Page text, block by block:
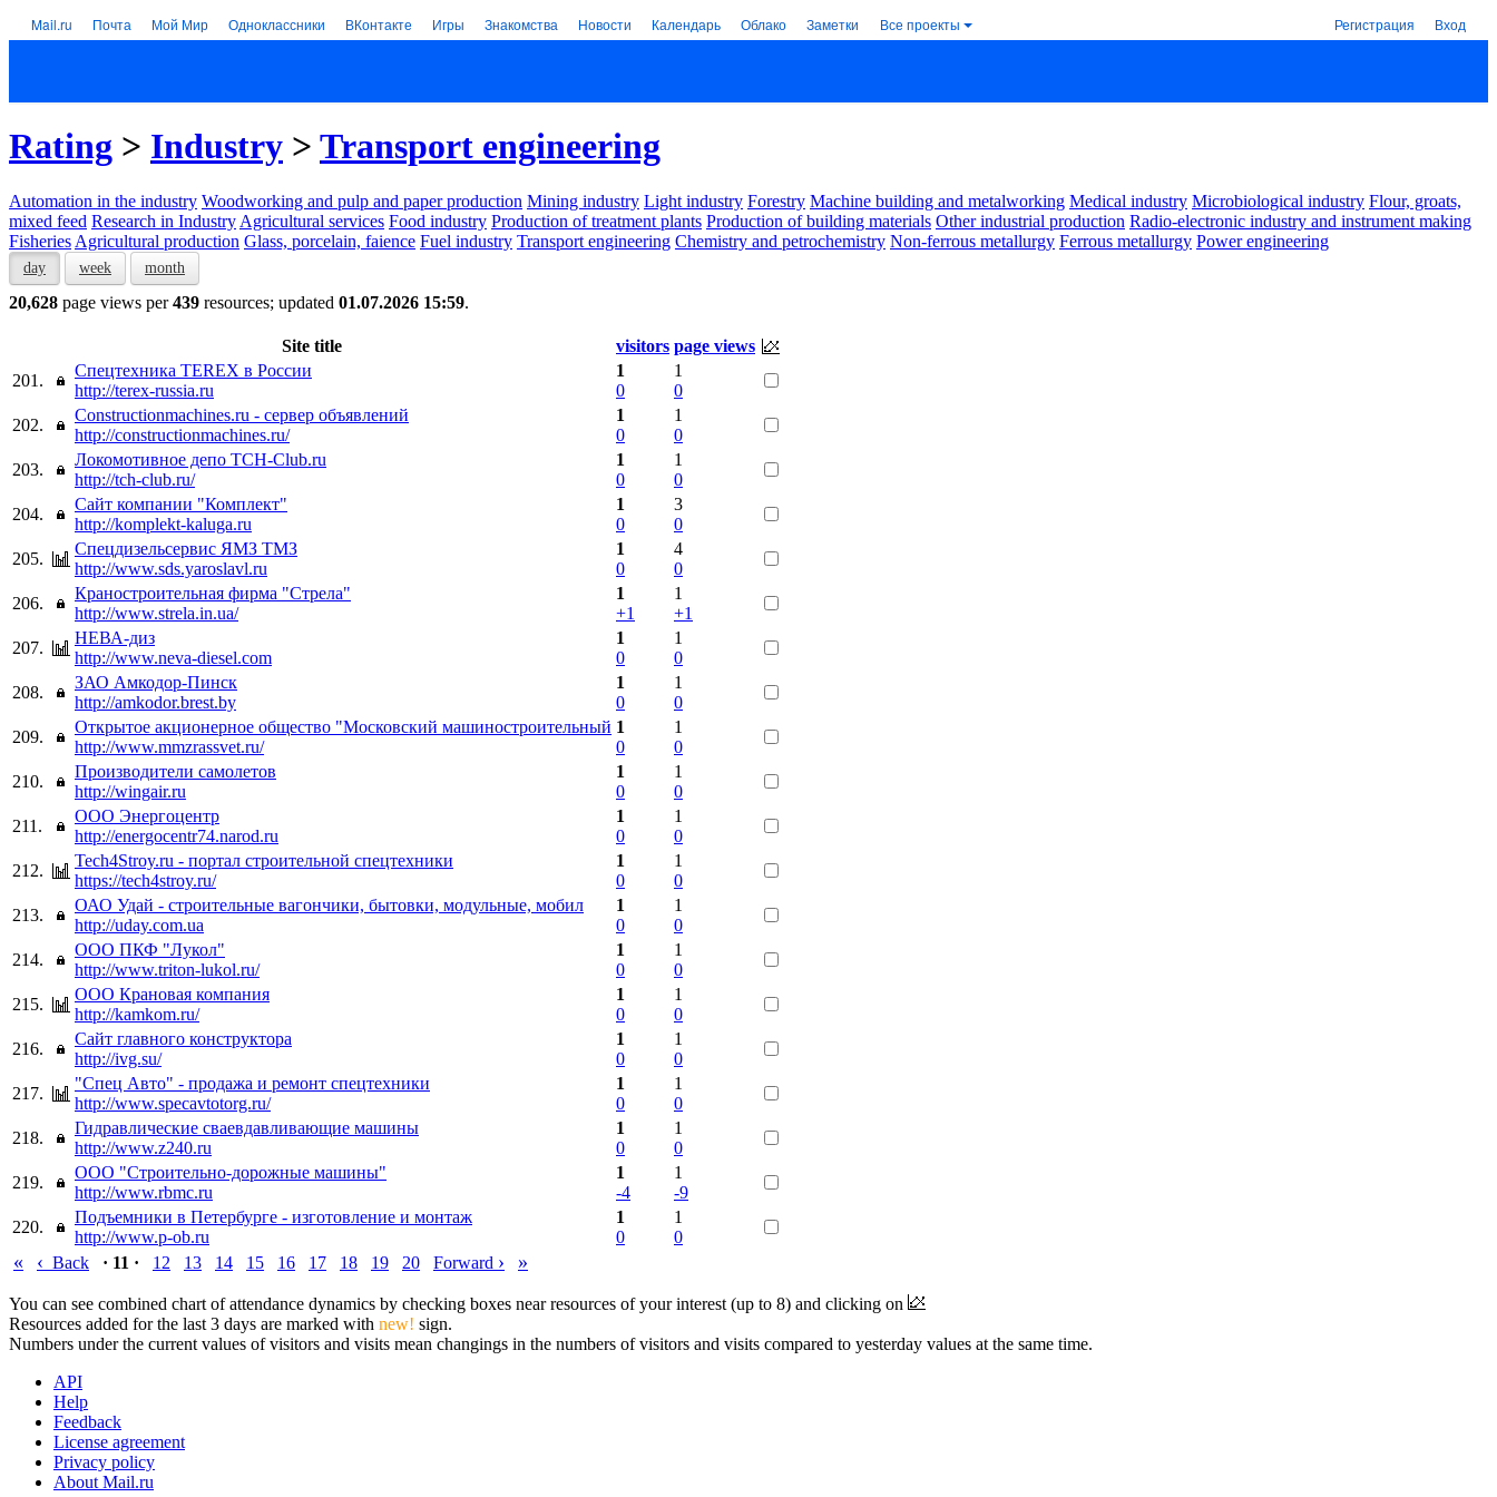
Mail.ru Почта Мой Мир Одноклассники ВКонтакте Игры Знакомства Новости Календарь Облако Заметки Все проекты Регистрация Вход
Rating > Industry > Transport engineering
Automation in the industry Woodworking and pulp and paper production Mining industry Light industry Forestry Machine building and metalworking Medical industry Microbiological industry Flour, groats,
mixed feed Research in Industry Agricultural services Food industry Production of treatment plants Production of building materials Other industrial production Radio-electronic industry and instrument making
Fisheries Agricultural production Glass, porcelain, faience Fuel industry Transport engineering Chemistry and petrochemistry Non-ferrous metallurgy Ferrous metallurgy Power engineering
day week month
20,628 page views per439 resources; updated 01.07.2026 15:59.
Site title visitors page views
201.
Cпецтехника TEREX в России
http://terex-russia.ru
1
0
1
0
202.
Constructionmachines.ru - сервер объявлений
http://constructionmachines.ru/
1
0
1
0
203.
Локомотивное депо TCH-Club.ru
http://tch-club.ru/
1
0
1
0
204.
Сайт компании "Комплект"
http://komplekt-kaluga.ru
1
0
3
0
205.
Спецдизельсервис ЯМЗ ТМЗ
http://www.sds.yaroslavl.ru
1
0
4
0
206.
Краностроительная фирма "Стрела"
http://www.strela.in.ua/
1
+1
1
+1
207.
НЕВА-диз
http://www.neva-diesel.com
1
0
1
0
208.
ЗАО Амкодор-Пинск
http://amkodor.brest.by
1
0
1
0
209.
Открытое акционерное общество "Московский машиностроительный
http://www.mmzrassvet.ru/
1
0
1
0
210.
Производители самолетов
http://wingair.ru
1
0
1
0
211.
ООО Энергоцентр
http://energocentr74.narod.ru
1
0
1
0
212.
Tech4Stroy.ru - портал строительной спецтехники
https://tech4stroy.ru/
1
0
1
0
213.
ОАО Удай - строительные вагончики, бытовки, модульные, мобил
http://uday.com.ua
1
0
1
0
214.
ООО ПКФ "Лукол"
http://www.triton-lukol.ru/
1
0
1
0
215.
ООО Крановая компания
http://kamkom.ru/
1
0
1
0
216.
Сайт главного конструктора
http://ivg.su/
1
0
1
0
217.
"Спец Авто" - продажа и ремонт спецтехники
http://www.specavtotorg.ru/
1
0
1
0
218.
Гидравлические сваевдавливающие машины
http://www.z240.ru
1
0
1
0
219.
ООО "Cтроительно-дорожные машины"
http://www.rbmc.ru
1
-4
1
-9
220.
Подъемники в Петербурге - изготовление и монтаж
http://www.p-ob.ru
1
0
1
0
« ‹ Back · 11 · 12 13 14 15 16 17 18 19 20 Forward › »
You can see combined chart of attendance dynamics by checking boxes near resources of your interest (up to 8) and clicking on
Resources added for the last 3 days are marked with new! sign.
Numbers under the current values of visitors and visits mean changings in the numbers of visitors and visits compared to yesterday values at the same time.
API
Help
Feedback
License agreement
Privacy policy
About Mail.ru